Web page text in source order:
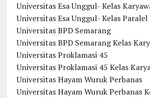
Universitas Esa Unggul- Kelas
Universitas Esa Unggul- Kelas Paralel
Universitas BPD Semarang
Universitas BPD Semarang Kelas
Universitas Proklamasi 45
Universitas Proklamasi 45 Kelas
Universitas Hayam Wuruk Perbanas
Universitas Hayam Wuruk Perbanas